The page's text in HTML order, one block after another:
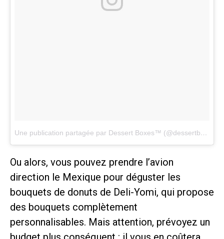
Une publication partagée par Dessert Boxes™ (@dessertboxes)
Ou alors, vous pouvez prendre l’avion
direction le Mexique pour déguster les
bouquets de donuts de Deli-Yomi, qui propose
des bouquets complètement
personnalisables. Mais attention, prévoyez un